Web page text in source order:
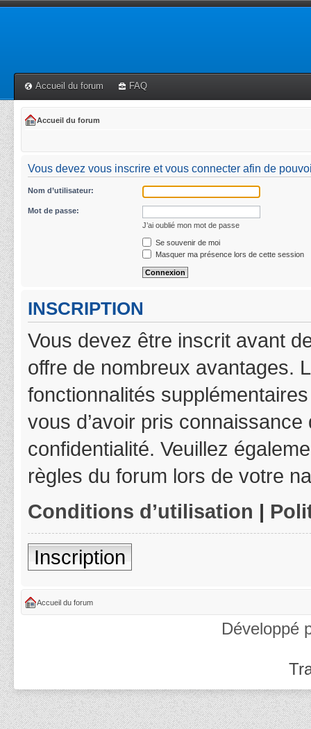
Accueil du forum FAQ
Accueil du forum
Vous devez vous inscrire et vous connecter afin de
Nom d’utilisateur:
Mot de passe:
J’ai oublié mon mot de passe
Se souvenir de moi
Masquer ma présence lors de cette session
INSCRIPTION
Vous devez être inscrit avant
offre de nombreux avantages.
fonctionnalités
vous d’avoir pris
confidentialité. Veuillez
règles du forum lors de votre
Conditions d’utilisation |
Inscription
Accueil du forum
Développé